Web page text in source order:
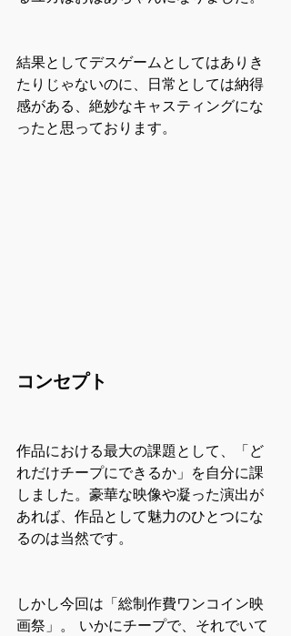
結果としてデスゲームとしてはありき
たりじゃないのに、日常としては納得
感がある、絶妙なキャスティングにな
ったと思っております。
コンセプト
作品における最大の課題として、「ど
れだけチープにできるか」を自分に課
しました。豪華な映像や凝った演出が
あれば、作品として魅力のひとつにな
るのは当然です。
しかし今回は「総制作費ワンコイン映
画祭」。 いかにチープで、それでいて